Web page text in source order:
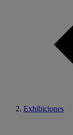
Exhibiciones